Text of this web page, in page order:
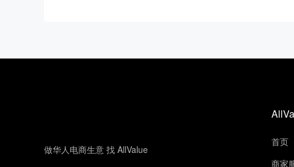
做华人电商生意 找 AllValue
首页
商家